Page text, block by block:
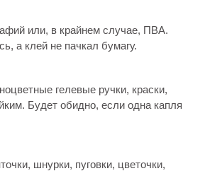
или, в крайнем случае, ПВА.
а клей не пачкал бумагу.
гелевые ручки, краски,
Будет обидно, если одна капля
шнурки, пуговки, цветочки,